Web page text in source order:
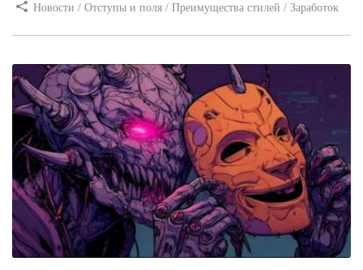
Новости / Отступы и поля / Преимущества стилей / Заработок